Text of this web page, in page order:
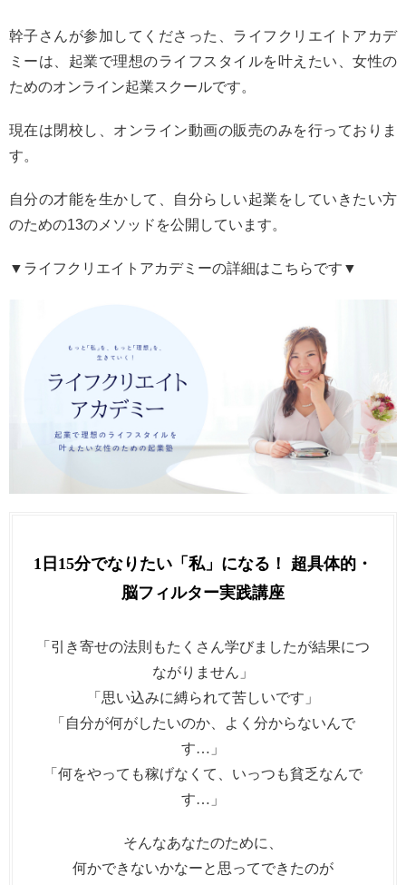
幹子さんが参加してくださった、 ライフクリエイトアカデ
ミーは、起業で理想のライフスタイルを叶えたい、女性の
ためのオンライン起業スクールです。
現在は閉校し、オンライン動画の販売のみを行っておりま
す。
自分の才能を生かして、自分らしい起業をしていきたい方
のための13のメソッドを公開しています。
▼ライフクリエイトアカデミーの詳細はこちらです▼
1日15分でなりたい「私」になる！ 超具体的・
脳フィルター実践講座
「引き寄せの法則もたくさん学びましたが結果につ
ながりません」
「思い込みに縛られて苦しいです」
「自分が何がしたいのか、よく分からないんで
す…」
「何をやっても稼げなくて、いっつも貧乏なんで
す…」
そんなあなたのために、
何かできないかなーと思ってできたのが